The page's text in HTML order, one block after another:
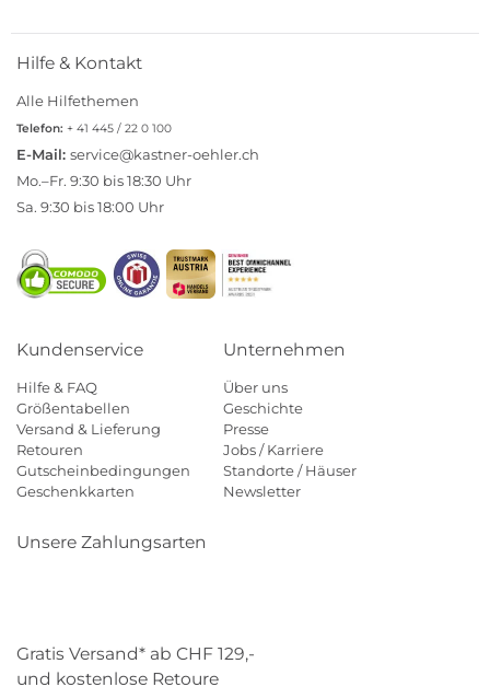
Hilfe & Kontakt
Alle Hilfethemen
Telefon: + 41 445 / 22 0 100
E-Mail: service@kastner-oehler.ch
Mo.–Fr. 9:30 bis 18:30 Uhr
Sa. 9:30 bis 18:00 Uhr
Kundenservice
Hilfe & FAQ
Größentabellen
Versand & Lieferung
Retouren
Gutscheinbedingungen
Geschenkkarten
Unternehmen
Über uns
Geschichte
Presse
Jobs / Karriere
Standorte / Häuser
Newsletter
Unsere Zahlungsarten
Gratis Versand* ab CHF 129,-
und kostenlose Retoure